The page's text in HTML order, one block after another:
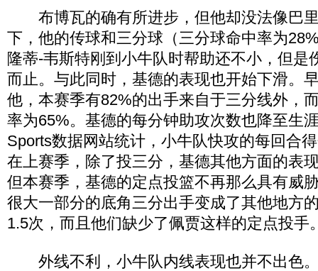
布博瓦的确有所进步，但他却没法像巴
下，他的传球和三分球（三分球命中率为
隆蒂-韦斯特刚到小牛队时帮助还不小，但是
而止。与此同时，基德的表现也开始下滑。
他，本赛季有82%的出手来自于三分线外，
率为65%。基德的每分钟助攻次数也降至生
Sports数据网站统计，小牛队快攻的每回合
在上赛季，除了投三分，基德其他方面的表
但本赛季，基德的定点投篮不再那么具有威
很大一部分的底角三分出手变成了其他地
1.5次，而且他们缺少了佩贾这样的定点投手
外线不利，小牛队内线表现也并不出色